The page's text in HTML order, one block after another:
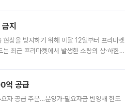
지
상을 방지하기 위해 이달 12일부터 프리마켓
최근 프리마켓에서 발생한 소량의 상·하한
억 공급
자 공급 주문…분양가·필요자금 반영해 한도